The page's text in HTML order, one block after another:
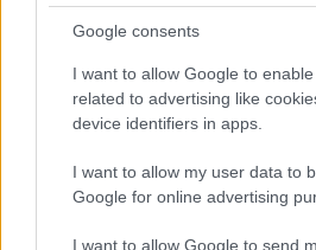
Google consents
I want to allow Google to
related to advertising like
device identifiers in apps.
I want to allow my user data to
Google for online advertising
I want to allow Google to send
Az intézet a magyar
bázisintézménye lett,
színháztudományi
előadások tárgyi
állandó, élő
nemzetközi és magyar